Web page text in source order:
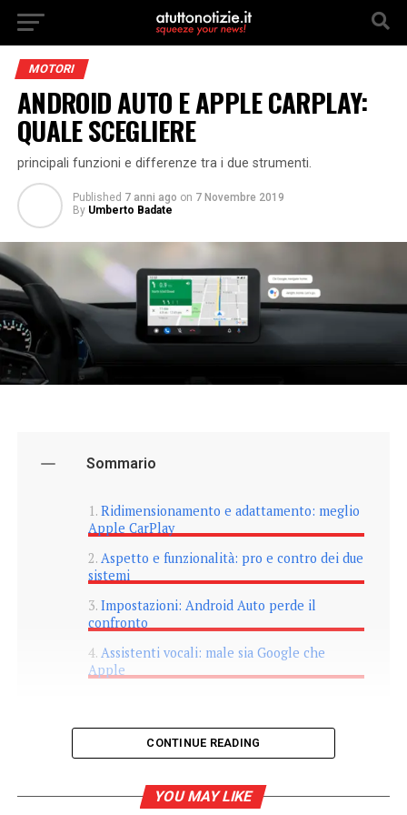
MOTORI
ANDROID AUTO E APPLE CARPLAY:
QUALE SCEGLIERE
principali funzioni e differenze tra i due strumenti.
Published 7 anni ago on 7 Novembre 2019
By Umberto Badate
Sommario
Ridimensionamento e adattamento: meglio
Apple CarPlay
Aspetto e funzionalità: pro e contro dei due
sistemi
Impostazioni: Android Auto perde il
confronto
Assistenti vocali: male sia Google che
Apple
La tecnologia ha ormai invaso anche il settore
dell’automotive. Sono sempre di più gli esemplari che
CONTINUE READING
YOU MAY LIKE